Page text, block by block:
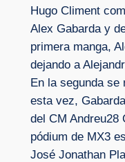
Hugo Climent
Alex Gabarda y
primera manga,
dejando a
En la segunda se
esta vez,
del CM Andreu28
pódium de MX3
José Jonathan